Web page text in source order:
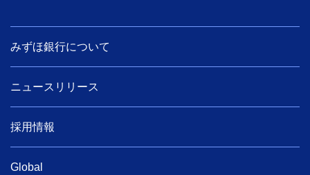
みずほ銀行について
ニュースリリース
採用情報
Global